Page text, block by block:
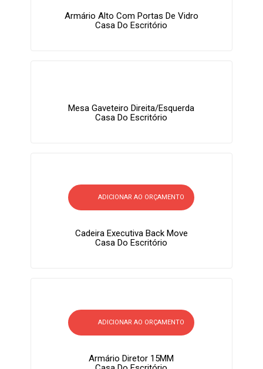
Armário Alto Com Portas De Vidro
Casa Do Escritório
Mesa Gaveteiro Direita/Esquerda
Casa Do Escritório
ADICIONAR AO ORÇAMENTO
Cadeira Executiva Back Move
Casa Do Escritório
ADICIONAR AO ORÇAMENTO
Armário Diretor 15MM